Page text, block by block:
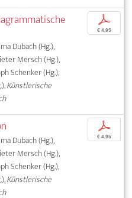
Dubach (Hg.),
Mersch (Hg.),
Schenker (Hg.),
Künstlerische
p
€ 4,95
Dubach (Hg.),
Mersch (Hg.),
Schenker (Hg.),
Künstlerische
p
€ 4,95